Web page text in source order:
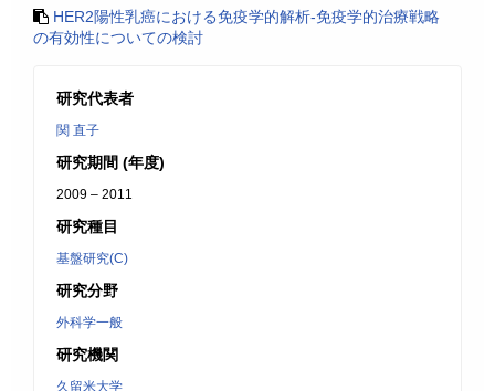
HER2陽性乳癌における免疫学的解析-免疫学的治療戦略
の有効性についての検討
研究代表者
関 直子
研究期間 (年度)
2009 – 2011
研究種目
基盤研究(C)
研究分野
外科学一般
研究機関
久留米大学